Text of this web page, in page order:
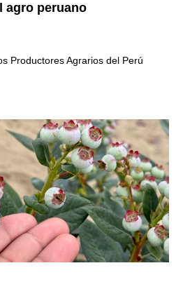
agro peruano
Productores Agrarios del Perú